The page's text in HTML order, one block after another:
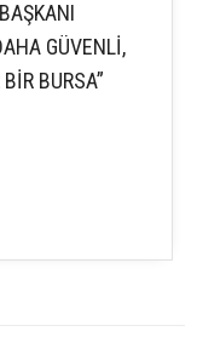
GÜVENLİ,
BURSA”